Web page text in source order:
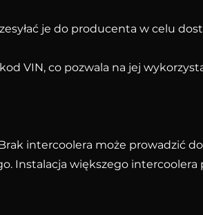
je do producenta w celu
VIN, co pozwala na jej
intercoolera może prowadzić
Instalacja większego intercoolera